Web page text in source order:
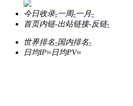
今日收录-一周-一月-
首页内链-出站链接-反链-
世界排名-国内排名-
日均IP≈日均PV≈